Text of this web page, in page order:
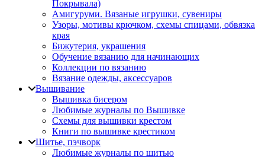
Покрывала)
Амигуруми. Вязаные игрушки, сувениры
Узоры, мотивы крючком, схемы спицами, обвязка
края
Бижутерия, украшения
Обучение вязанию для начинающих
Коллекции по вязанию
Вязание одежды, аксессуаров
Вышивание
Вышивка бисером
Любимые журналы по Вышивке
Схемы для вышивки крестом
Книги по вышивке крестиком
Шитье, пэчворк
Любимые журналы по шитью